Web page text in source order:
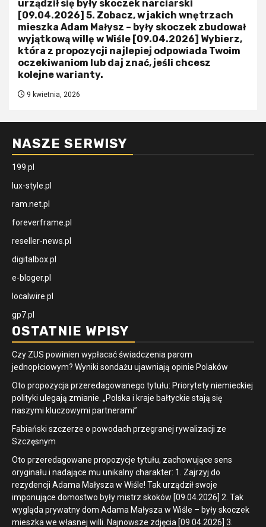
urządził się były skoczek narciarski
[09.04.2026] 5. Zobacz, w jakich wnętrzach
mieszka Adam Małysz – były skoczek zbudował
wyjątkową willę w Wiśle [09.04.2026] Wybierz,
która z propozycji najlepiej odpowiada Twoim
oczekiwaniom lub daj znać, jeśli chcesz
kolejne warianty.
9 kwietnia, 2026
NASZE SERWISY
199.pl
lux-style.pl
ram.net.pl
foreverframe.pl
reseller-news.pl
digitalbox.pl
e-bloger.pl
localwire.pl
gp7.pl
OSTATNIE WPISY
Czy ZUS powinien wypłacać świadczenia parom
jednopłciowym? Wyniki sondażu ujawniają opinie Polaków
Oto propozycja przeredagowanego tytułu: Priorytety niemieckiej
polityki ulegają zmianie. „Polska i kraje bałtyckie stają się
naszymi kluczowymi partnerami”
Fabiański szczerze o powodach przegranej rywalizacji ze
Szczęsnym
Oto przeredagowane propozycje tytułu, zachowujące sens
oryginału i nadające mu unikalny charakter: 1. Zajrzyj do
rezydencji Adama Małysza w Wiśle! Tak urządził swoje
imponujące domostwo były mistrz skoków [09.04.2026] 2. Tak
wygląda prywatny dom Adama Małysza w Wiśle – były skoczek
mieszka we własnej willi. Najnowsze zdjęcia [09.04.2026] 3.